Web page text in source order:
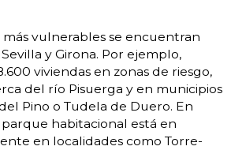
vulnerables se encuentran
y Girona. Por ejemplo,
viviendas en zonas de riesgo,
del río Pisuerga y en municipios
Pino o Tudela de Duero. En
parque habitacional está en
en localidades como Torre-